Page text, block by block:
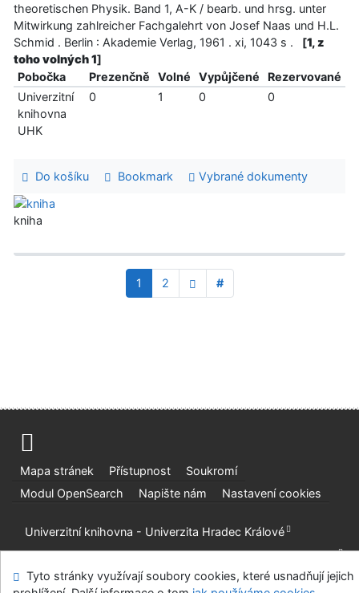
theoretischen Physik. Band 1, A-K / bearb. und hrsg. unter
Mitwirkung zahlreicher Fachgalehrt von Josef Naas und H.L.
Schmid . Berlin : Akademie Verlag, 1961 . xi, 1043 s .
[1, z
toho volných 1]
Pobočka
Prezenčně Volné Vypůjčené
Rezervované
Univerzitní
knihovna
UHK
0 1 0 0
Do košíku Bookmark Vybrané dokumenty
kniha
1 2 #
Mapa stránek Přístupnost
Soukromí
Modul OpenSearch
Napište nám Nastavení cookies
Univerzitní knihovna - Univerzita Hradec Králové
©1993-2026IPACv.4.8.63a-Cosmotron Bohemia, s.r.o.
Tyto stránky využívají soubory cookies, které usnadňují jejich